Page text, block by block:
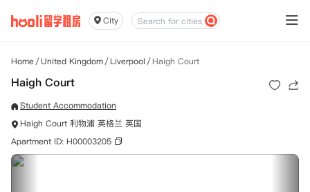
City
Home/United Kingdom/Liverpool /Haigh Court
Haigh Court
Student Accommodation
Haigh Court 利物浦 英格兰 英国
Apartment ID: H00003205